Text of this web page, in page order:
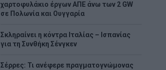
χαρτοφυλάκιο έργων ΑΠΕ άνω των 2 GW
σε Πολωνία και Ουγγαρία
Σκληραίνει η κόντρα Ιταλίας – Ισπανίας
για τη Συνθήκη Σένγκεν
Σέρρες: Τι ανέφερε πραγματογνώμονας